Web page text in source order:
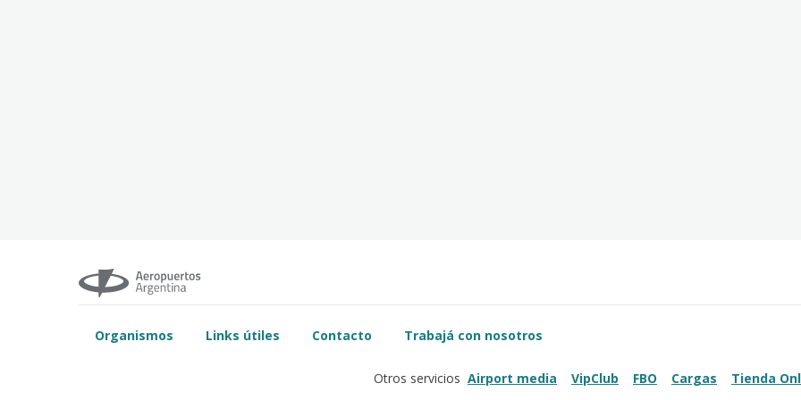
Organismos Links útiles Contacto Trabajá con nosotros
Otros servicios Airport media VipClub FBO Cargas Tienda